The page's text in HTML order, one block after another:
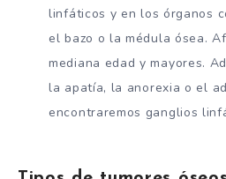
linfáticos y en los órganos
el bazo o la médula ósea.
mediana edad y mayores.
la apatía, la anorexia o el
encontraremos ganglios